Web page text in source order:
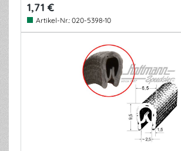
1,71 €
Artikel-Nr.: 020-5398-10